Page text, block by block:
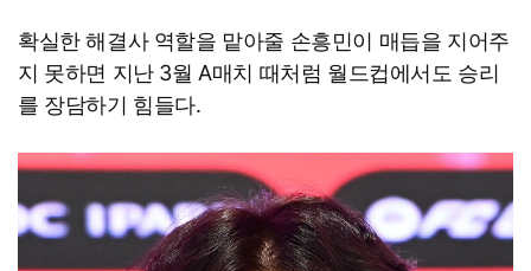
확실한 해결사 역할을 맡아줄 손흥민이 매듭을 지어주
지 못하면 지난 3월 A매치 때처럼 월드컵에서도 승리
를 장담하기 힘들다.